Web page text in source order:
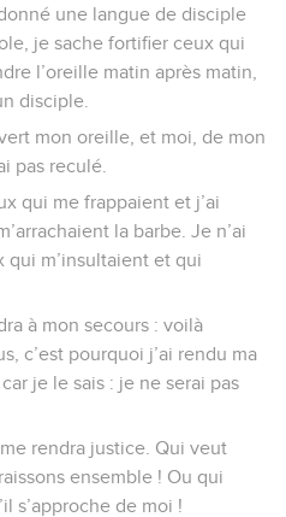
une langue de disciple
je sache fortifier ceux qui
l’oreille matin après matin,
disciple.
mon oreille, et moi, de mon
pas reculé.
qui me frappaient et j’ai
la barbe. Je n’ai
qui m’insultaient et qui
à mon secours : voilà
c’est pourquoi j’ai rendu ma
je le sais : je ne serai pas
rendra justice. Qui veut
ensemble ! Ou qui
s’approche de moi !